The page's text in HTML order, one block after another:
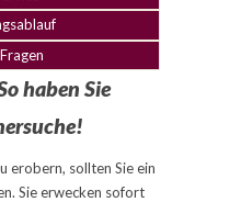
haben Sie
erobern, sollten Sie ein
Sie erwecken sofort